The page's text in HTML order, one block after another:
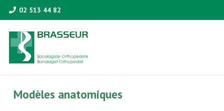
02 513 44 82
Modèles anatomiques